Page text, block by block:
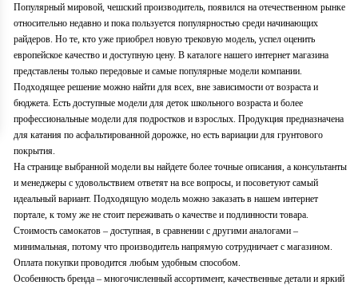
Популярный мировой, чешский производитель, появился на отечественном рынке
относительно недавно и пока пользуется популярностью среди начинающих
райдеров. Но те, кто уже приобрел новую трековую модель, успел оценить
европейское качество и доступную цену. В каталоге нашего интернет магазина
представлены только передовые и самые популярные модели компании.
Подходящее решение можно найти для всех, вне зависимости от возраста и
бюджета. Есть доступные модели для деток школьного возраста и более
профессиональные модели для подростков и взрослых. Продукция предназначена
для катания по асфальтированной дорожке, но есть вариации для грунтового
покрытия.
На странице выбранной модели вы найдете более точные описания, а консультанты
и менеджеры с удовольствием ответят на все вопросы, и посоветуют самый
идеальный вариант. Подходящую модель можно заказать в нашем интернет
портале, к тому же не стоит переживать о качестве и подлинности товара.
Стоимость самокатов – доступная, в сравнении с другими аналогами –
минимальная, потому что производитель напрямую сотрудничает с магазином.
Оплата покупки проводится любым удобным способом.
Особенность бренда – многочисленный ассортимент, качественные детали и яркий